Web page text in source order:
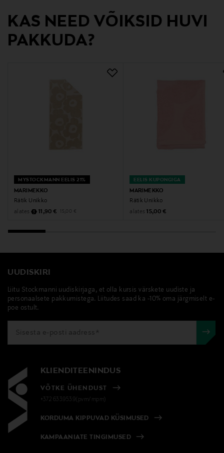
Marimekko Oyj
KAS NEED VÕIKSID HUVI
PAKKUDA?
MYSTOCKMANN EELIS 21%
MARIMEKKO
Rätik Unikko
alates
Discounted Price
11,90 € Original Price
15,00 €
EELIS KUPONGIGA
MARIMEKKO
Rätik Unikko
alates Original Price
15,00 €
UUDISKIRI
Liitu Stockmanni uudiskirjaga, et olla kursis värskete uudiste ja
personaalsete pakkumistega. Liitudes saad ka -10% oma järgmiselt e-
poe ostult.
KLIENDITEENINDUS
VÕTKE ÜHENDUST
+372 6339539(pvm/mpm)
KORDUMA KIPPUVAD KÜSIMUSED
KAMPAANIATE TINGIMUSED